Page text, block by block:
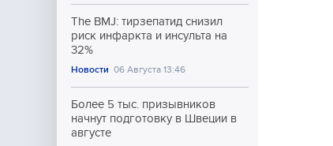
The BMJ: тирзепатид снизил
риск инфаркта и инсульта на
32%
Новости 06 Августа 13:46
Более 5 тыс. призывников
начнут подготовку в Швеции в
августе